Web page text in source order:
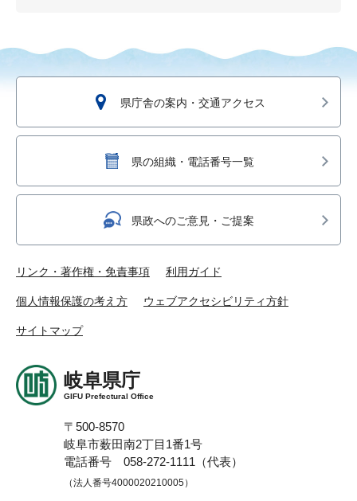
県庁舎の案内・交通アクセス
県の組織・電話番号一覧
県政へのご意見・ご提案
リンク・著作権・免責事項 利用ガイド
個人情報保護の考え方 ウェブアクセシビリティ方針
サイトマップ
岐阜県庁
GIFU Prefectural Office
〒500-8570
岐阜市薮田南2丁目1番1号
電話番号 058-272-1111（代表）
（法人番号4000020210005）